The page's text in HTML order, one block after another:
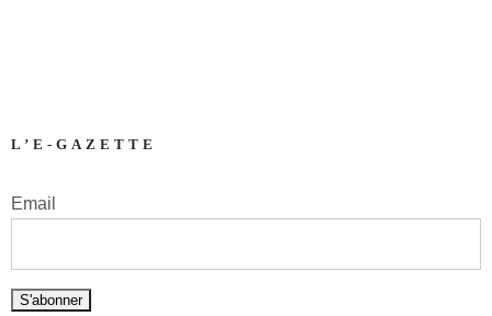
L’E-GAZETTE
Email